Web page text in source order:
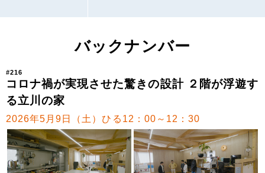
バックナンバー
#216
コロナ禍が実現させた驚きの設計 ２階が浮遊す
る立川の家
2026年5月9日（土）ひる12：00～12：30